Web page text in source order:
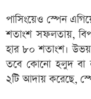
পাসিংয়েও স্পেন
শতাংশ সফলতায়,
হার ৮০ শতাংশ।
তবে কোনো হলুদ বা
২টি আদায় করেছে,